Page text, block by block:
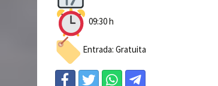
09:30 h
Entrada: Gratuita